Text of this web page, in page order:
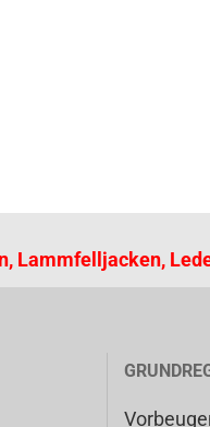
Lammfelljacken,